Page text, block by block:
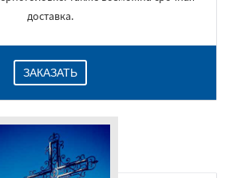
доставка.
ЗАКАЗАТЬ